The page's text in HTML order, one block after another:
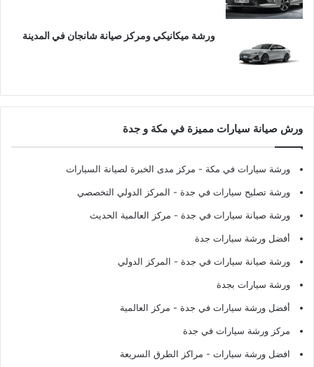
ورشة ميكانيكي ومركز صيانة شانجان في المدينة
ورش صيانة سيارات مميزة في مكة و جدة
ورشة سيارات في مكة - مركز مدى الخبرة لصيانة السيارات
ورشة تصليح سيارات في جدة - المركز الدولي التخصصي
ورشة صيانة سيارات في جدة - مركز العالمية الحديث
أفضل ورشة سيارات جدة
ورشة صيانة سيارات في جدة - المركز الدولي
ورشة سيارات بجدة
أفضل ورشة سيارات في جدة - مركز العالمية
مركز ورشة سيارات في جدة
افضل ورشة سيارات - مراكز الطرق السريعة